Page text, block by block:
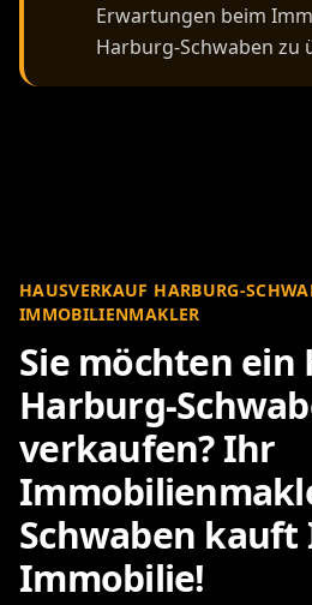
Erwartungen beim
Harburg-Schwaben zu
HAUSVERKAUF HARBURG-
IMMOBILIENMAKLER
Sie möchten ein
Harburg-
verkaufen? Ihr
Schwaben kauft
Immobilie!